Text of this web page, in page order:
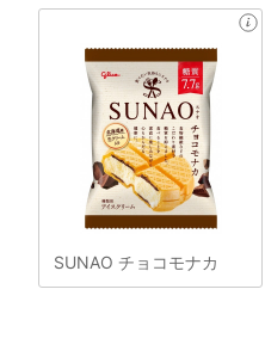
SUNAO チョコモナカ